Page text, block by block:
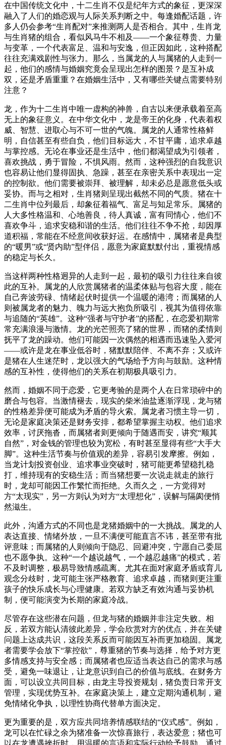
在中国传统文化中，十二生肖不仅是纪年方式的象征，更深深
融入了人们的婚恋观与人际关系判断之中。每逢婚配话题，许
多人仍会参考“生肖配对”来推测两人是否相合。其中，生肖龙
与生肖猪的组合，看似风马牛不相及——一个象征尊贵、力量
与变革，一个代表富足、温和与安逸，但正因如此，这种搭配
往往充满戏剧性与张力。那么，当属龙的人与属猪的人走到一
起，他们的感情与婚姻究竟会呈现出怎样的图景？是互补成
双，还是矛盾重重？在婚姻生活中，又有哪些关键点需要特别
注意？
龙，作为十二生肖中唯一虚构的神兽，自古以来便承载着至高
无上的象征意义。在中华文化中，龙是帝王的化身，代表着权
威、智慧、进取心与不可一世的气魄。属龙的人通常性格鲜
明，自信甚至有些自负，他们目标远大，不甘平庸，追求卓越
与掌控感。无论在事业还是生活中，他们都渴望成为引领者，
喜欢挑战，勇于冒险，不惧风雨。然而，这种强烈的自我意识
也容易让他们显得固执、急躁，甚至在亲密关系中表现出一定
的控制欲。他们需要被崇拜、被理解，却未必总是愿意低头或
妥协。而与之相对，生肖猪则呈现出截然不同的气质。猪在十
二生肖中位列最后，却象征着福气、富足与知足常乐。属猪的
人大多性格温和、心地善良，待人真诚，富有同情心，他们不
喜欢争斗，追求安稳和谐的生活。他们往往不争不抢，却因厚
道积福，常能在不经意间收获好运。在感情中，属猪者是典型
的“暖男”或“贤内助”型伴侣，愿意为家庭默默付出，重视情感
的稳定与长久。
当这样两种性格迥异的人走到一起，最初的吸引力往往来自彼
此的互补。属龙的人欣赏属猪者的温柔体贴与包容大度，能在
自己奔波劳碌、情绪起伏时提供一个温暖的港湾；而属猪的人
则被属龙者的魅力、魄力与远大抱负所吸引，视其为值得依靠
与追随的“英雄”。这种“强者与守护者”的搭配，在恋爱初期常
常充满浪漫与激情。龙的光芒照亮了猪的世界，而猪的柔情则
抚平了龙的躁动。他们可能因一次偶然的相遇而迅速坠入爱河
——或许是龙在事业低谷时，猪默默陪伴、不离不弃；又或许
是猪在人生迷茫时，龙以强大的气场给予方向与鼓励。这种情
感的互补性，使得他们的关系在初期极具吸引力。
然而，婚姻不同于恋爱，它更考验的是两个人在日常琐碎中的
磨合与包容。当激情褪去，现实的柴米油盐逐渐浮现，龙与猪
的性格差异便可能成为矛盾的导火索。属龙者习惯主导一切，
无论是家庭决策还是财务安排，都希望掌握主动权。他们追求
效率，讨厌拖沓，而属猪者则更倾向于随遇而安，讲究“顺其
自然”，对金钱的管理也较为宽松，有时甚至显得有些“大手大
脚”。这种生活节奏与价值观的差异，容易引发摩擦。例如，
当龙计划投资创业、追求事业突破时，猪可能更希望稳扎稳
打，维持现有的安稳生活；而当猪想要一次说走就走的旅行
时，龙却可能因工作繁忙而拒绝。久而久之，一方觉得对
方“太现实”，另一方则认为对方“太理想化”，误解与隔阂便悄
然滋生。
此外，沟通方式的不同也是龙猪婚姻中的一大挑战。属龙的人
表达直接、情绪外放，一旦不满便可能直言不讳，甚至带有批
评意味；而属猪的人则倾向于隐忍、回避冲突，宁愿自己委屈
也不愿争执。这种“一个越说越气，一个越忍越痛”的模式，若
不及时调整，极易导致情感疏离。尤其在面对家庭矛盾或育儿
观念分歧时，龙可能主张严格教育、追求卓越，而猪则更注重
孩子的快乐成长与心理健康。若双方缺乏有效沟通与妥协机
制，便可能演变为长期的家庭冷战。
尽管存在这些潜在问题，但龙与猪的婚姻并非注定失败。相
反，若双方能认清彼此差异，学会欣赏对方的优点，并在关键
问题上达成共识，这段关系反而可能因互补而更加稳固。属龙
者需要学会放下“掌控欲”，尊重猪的节奏与选择，给予对方更
多情感支持与安全感；而属猪者也应适当表达自己的需求与感
受，避免一味退让，让龙意识到自己的价值与底线。在财务方
面，可以设立共同目标，由龙主导投资规划，猪负责日常开支
管理，实现优势互补。在家庭决策上，建立定期沟通机制，避
免情绪化争执，以理性协商代替单方面决定。
更为重要的是，双方应共同培养情感联结的“仪式感”。例如，
龙可以在忙碌之余为猪准备一次惊喜旅行，表达爱意；猪也可
以在龙遭遇挫折时，用温暖的言语和实际行动给予鼓励。通过